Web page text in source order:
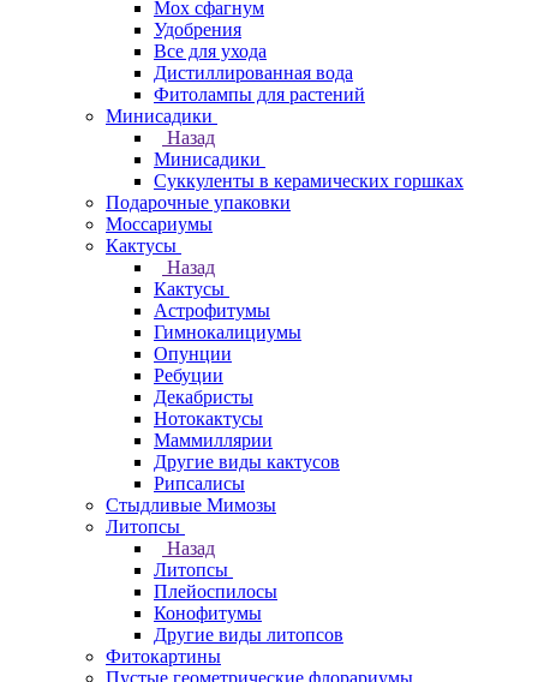
Мох сфагнум
Удобрения
Все для ухода
Дистиллированная вода
Фитолампы для растений
Минисадики
Назад
Минисадики
Суккуленты в керамических горшках
Подарочные упаковки
Моссариумы
Кактусы
Назад
Кактусы
Астрофитумы
Гимнокалициумы
Опунции
Ребуции
Декабристы
Нотокактусы
Маммиллярии
Другие виды кактусов
Рипсалисы
Стыдливые Мимозы
Литопсы
Назад
Литопсы
Плейоспилосы
Конофитумы
Другие виды литопсов
Фитокартины
Пустые геометрические флорариумы